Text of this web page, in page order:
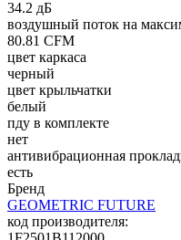
34.2 дБ
воздушный поток на
80.81 CFM
цвет каркаса
черный
цвет крыльчатки
белый
пду в комплекте
нет
антивибрационная
есть
Бренд
GEOMETRIC FUTURE
код производителя: